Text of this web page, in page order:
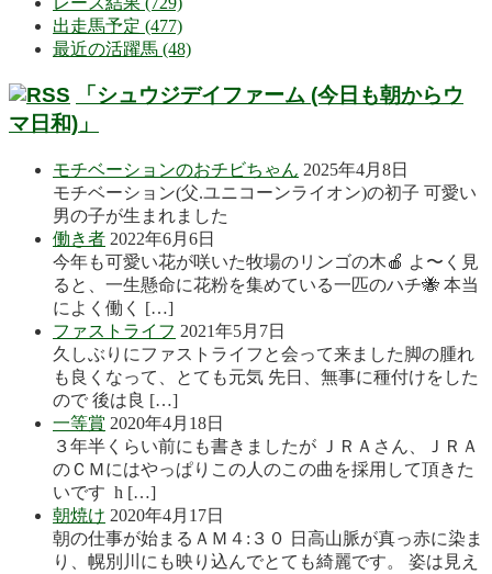
出走馬予定 (477)
最近の活躍馬 (48)
「シュウジデイファーム (今日も朝からウ
マ日和)」
モチベーションのおチビちゃん 2025年4月8日
モチベーション(父.ユニコーンライオン)の初子 可愛い
男の子が生まれました
働き者 2022年6月6日
今年も可愛い花が咲いた牧場のリンゴの木🍎 よ〜く見
ると、一生懸命に花粉を集めている一匹のハチ🐝 本当
によく働く […]
ファストライフ 2021年5月7日
久しぶりにファストライフと会って来ました脚の腫れ
も良くなって、とても元気 先日、無事に種付けをした
ので 後は良 […]
一等賞 2020年4月18日
３年半くらい前にも書きましたが ＪＲＡさん、ＪＲＡ
のＣＭにはやっぱりこの人のこの曲を採用して頂きた
いです h […]
朝焼け 2020年4月17日
朝の仕事が始まるＡＭ４:３０ 日高山脈が真っ赤に染ま
り、幌別川にも映り込んでとても綺麗です。 姿は見え